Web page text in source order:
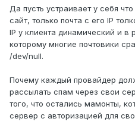
Да пусть устраивает у себя
сайт, только почта с его IP
IP у клиента динамический и в
которому многие почтовики
/dev/null.
Почему каждый провайдер
рассылать спам через свои
того, что остались мамонты,
сервер с авторизацией для